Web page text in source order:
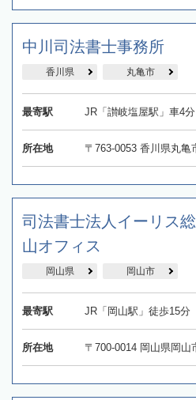
中川司法書士事務所
香川県 丸亀市
最寄駅 JR「讃岐塩屋駅」車4分
所在地 〒763‐0053 香川県丸
司法書士法人イーリス
山オフィス
岡山県 岡山市
最寄駅 JR「岡山駅」徒歩15分
所在地 〒700-0014 岡山県岡山